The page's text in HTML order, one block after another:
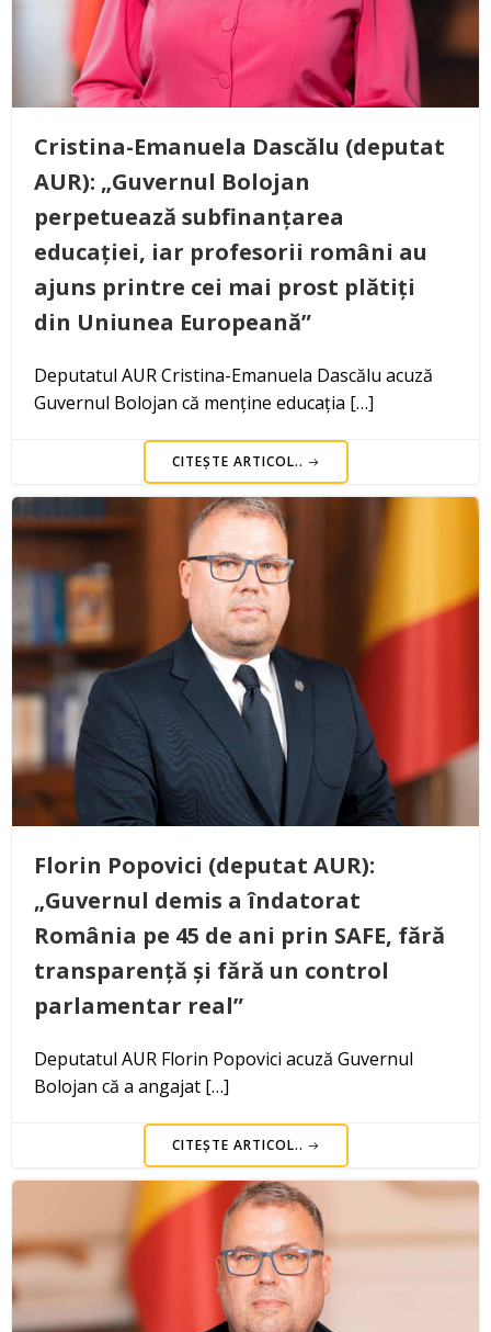
Cristina-Emanuela Dascălu (deputat
AUR): „Guvernul Bolojan
perpetuează subfinanțarea
educației, iar profesorii români au
ajuns printre cei mai prost plătiți
din Uniunea Europeană”
Deputatul AUR Cristina-Emanuela Dascălu acuză
Guvernul Bolojan că menține educația […]
CITEȘTE ARTICOL..
Florin Popovici (deputat AUR):
„Guvernul demis a îndatorat
România pe 45 de ani prin SAFE, fără
transparență și fără un control
parlamentar real”
Deputatul AUR Florin Popovici acuză Guvernul
Bolojan că a angajat […]
CITEȘTE ARTICOL..